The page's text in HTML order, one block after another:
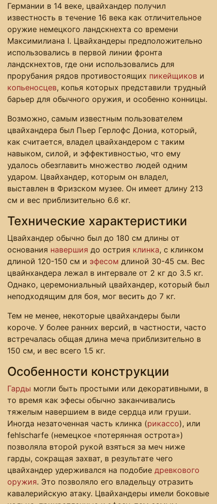
Германии в 14 веке, цвайхандер получил
известность в течение 16 века как отличительное
оружие немецкого ландскнехта со времени
Максимилиана I. Цвайхандеры предположительно
использовались в первой линии фронта
ландскнехтов, где они использовались для
прорубания рядов противостоящих пикейщиков и
копьеносцев, копья которых представили трудный
барьер для обычного оружия, и особенно конницы.
Возможно, самым известным пользователем
цвайхандера был Пьер Герлофс Дониа, который,
как считается, владел цвайхандером с таким
навыком, силой, и эффективностью, что ему
удалось обезглавить множество людей одним
ударом. Цвайхандер, которым он владел,
выставлен в Фризском музее. Он имеет длину 213
см и вес приблизительно 6.6 кг.
Технические характеристики
Цвайхандер обычно был до 180 см длины от
основания навершия до острия клинка, с клинком
длиной 120-150 см и эфесом длиной 30-45 см. Вес
цвайнхандера лежал в интервале от 2 кг до 3.5 кг.
Однако, церемониальный цвайхандер, который был
неподходящим для боя, мог весить до 7 кг.
Тем не менее, некоторые цвайхандеры были
короче. У более ранних версий, в частности, часто
встречалась общая длина меча приблизительно в
150 см, и вес всего 1.5 кг.
Особенности конструкции
Гарды могли быть простыми или декоративными, в
то время как эфесы обычно заканчивались
тяжелым навершием в виде сердца или груши.
Иногда незаточенная часть клинка (рикассо), или
fehlscharfe (немецкое «потерянная острота»)
позволяла второй рукой взяться за меч ниже
гарды, сокращая захват, в результате чего
цвайхандер удерживался на подобие древкового
оружия. Это позволяло его владельцу отразить
кавалерийскую атаку. Цвайхандеры имели боковые